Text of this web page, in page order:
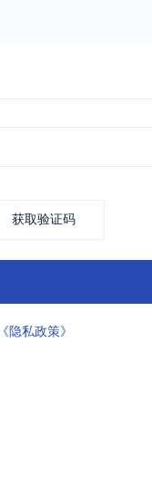
获取验证码
《隐私政策》